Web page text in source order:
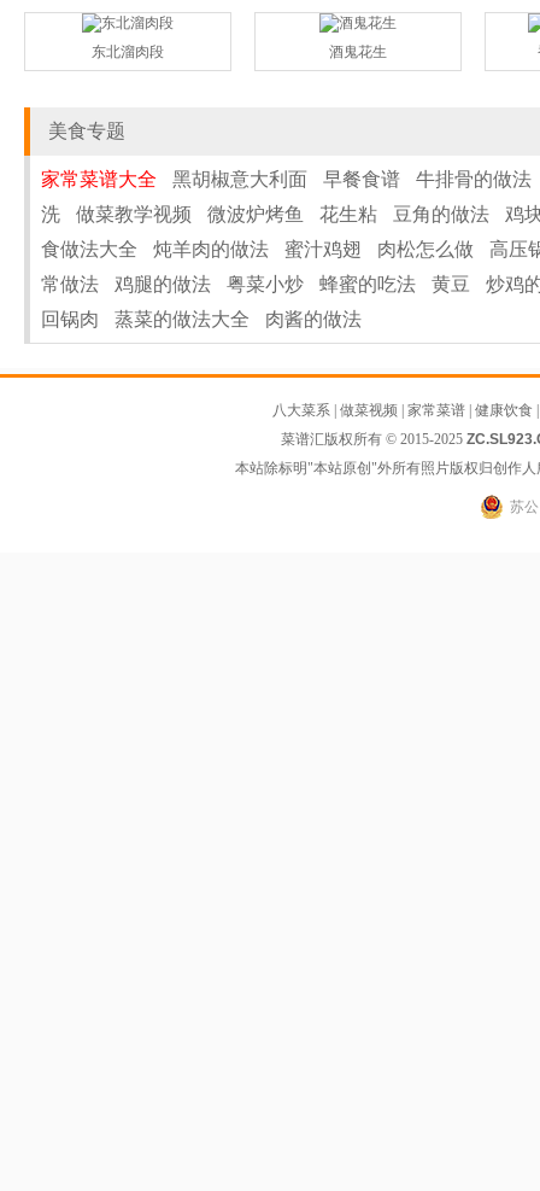
东北溜肉段 酒鬼花生
美食专题
家常菜谱大全 黑胡椒意大利面 早餐食谱
牛排骨的做法
洗
做菜教学视频 微波炉烤鱼 花生粘 豆角的做法
鸡
食做法大全
炖羊肉的做法 蜜汁鸡翅 肉松怎么做
高压
常做法
鸡腿的做法 粤菜小炒 蜂蜜的吃法 黄豆
炒鸡
回锅肉
蒸菜的做法大全 肉酱的做法
八大菜系 做菜视频 家常菜谱 健康饮食
菜谱汇版权所有 © 2015-2025
本站除标明"本站原创"外所有照片版权归创作
苏公